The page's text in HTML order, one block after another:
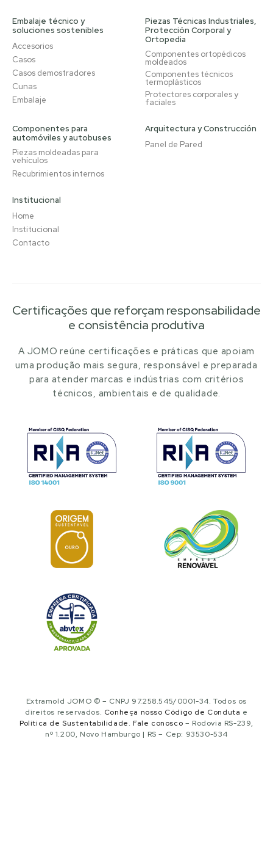
Embalaje técnico y
soluciones sostenibles
Accesorios
Casos
Casos demostradores
Cunas
Embalaje
Piezas Técnicas Industriales,
Protección Corporal y
Ortopedia
Componentes ortopédicos
moldeados
Componentes técnicos
termoplásticos
Protectores corporales y
faciales
Componentes para
automóviles y autobuses
Piezas moldeadas para
vehículos
Recubrimientos internos
Arquitectura y Construcción
Panel de Pared
Institucional
Home
Institucional
Contacto
Certificações que reforçam responsabilidade
e consistência produtiva
A JOMO reúne certificações e práticas que apoiam
uma produção mais segura, responsável e preparada
para atender marcas e indústrias com critérios
técnicos, ambientais e de qualidade.
Extramold JOMO © – CNPJ 97.258.545/0001-34. Todos os
direitos reservados. Conheça nosso Código de Conduta e
Política de Sustentabilidade. Fale conosco – Rodovia RS-239,
nº 1.200, Novo Hamburgo | RS – Cep: 93530-534